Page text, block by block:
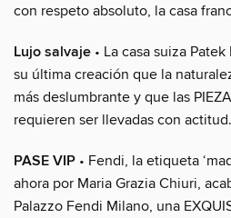
con respeto absoluto, la casa
Lujo salvaje • La casa suiza
su última creación que la
más deslumbrante y que las
requieren ser llevadas con actitud.
PASE VIP • Fendi, la etiqueta
ahora por Maria Grazia Chiuri,
Palazzo Fendi Milano, una